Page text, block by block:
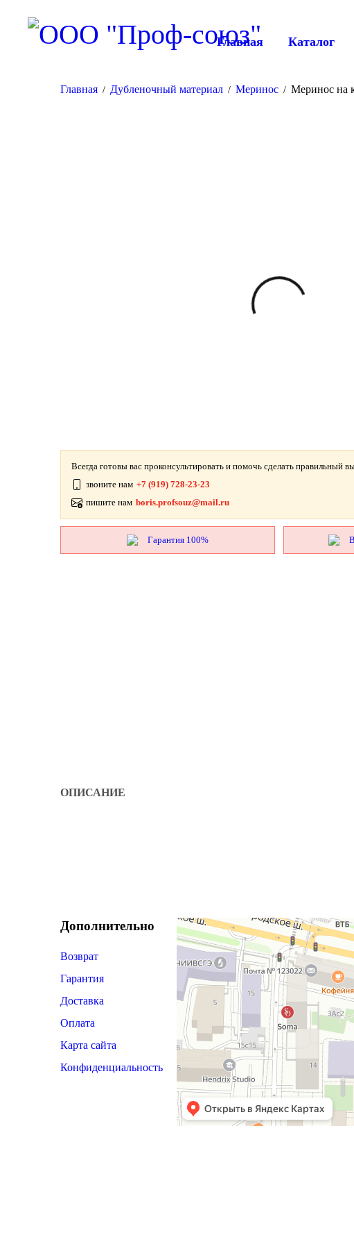
Главная Каталог
Главная / Дубленочный материал / Меринос / Меринос на
Всегда готовы вас проконсультировать и помочь сделать правильный
звоните нам +7 (919) 728-23-23
пишите нам boris.profsouz@mail.ru
Гарантия 100%
ОПИСАНИЕ
Дополнительно
Возврат
Гарантия
Доставка
Оплата
Карта сайта
Конфиденциальность